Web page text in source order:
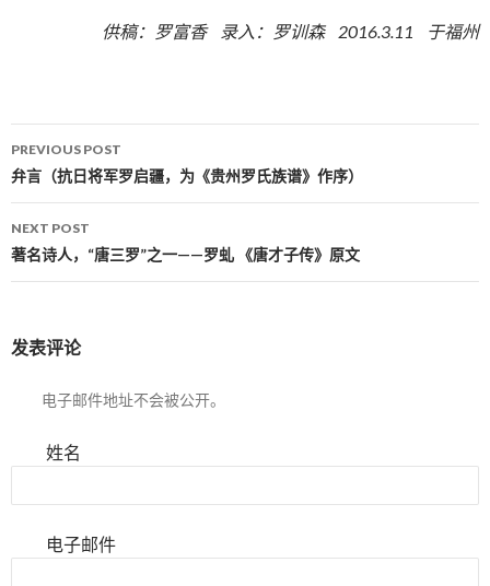
供稿：罗富香 录入：罗训森 2016.3.11 于福州
Post navigation
PREVIOUS POST
弁言（抗日将军罗启疆，为《贵州罗氏族谱》作序）
NEXT POST
著名诗人，“唐三罗”之一——罗虬 《唐才子传》原文
发表评论
电子邮件地址不会被公开。
姓名
电子邮件